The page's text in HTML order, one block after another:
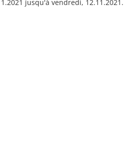
jusqu'à vendredi, 12.11.2021.